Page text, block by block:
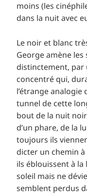
moins (les
dans la nuit avec
Le noir et blanc
George amène
distinctement, par
concentré qui,
l’étrange analogie
tunnel de cette
bout de la nuit
d’un phare, de la
toujours ils
dicter un chemin
ils éblouissent à la
soleil mais ne
semblent perdus